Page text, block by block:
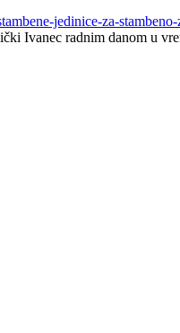
jedinice-za-
Ivanec radnim danom u